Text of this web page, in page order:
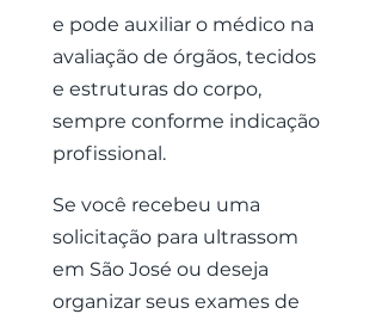
e pode auxiliar o médico na
avaliação de órgãos, tecidos
e estruturas do corpo,
sempre conforme indicação
profissional.
Se você recebeu uma
solicitação para ultrassom
em São José ou deseja
organizar seus exames de